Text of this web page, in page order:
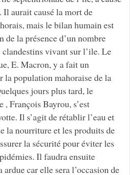
Il aurait causé la mort de
mais le bilan humain est
la présence d’un nombre
vivant sur l’ile. Le
E. Macron, y a fait un
la population mahoraise de la
jours plus tard, le
François Bayrou, s’est
Il s’agit de rétablir l’eau et
la nourriture et les produits de
la sécurité pour éviter les
Il faudra ensuite
car elle sera l’occasion de